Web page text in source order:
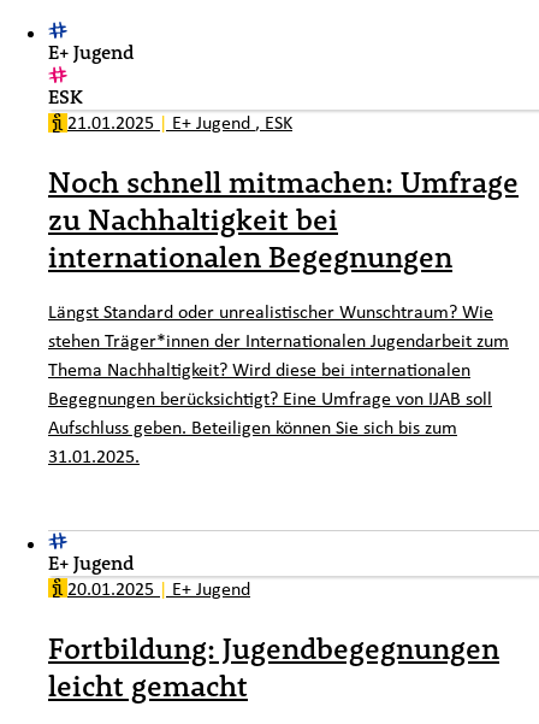
E+ Jugend
ESK
21.01.2025 | E+ Jugend , ESK
Noch schnell mitmachen: Umfrage
zu Nachhaltigkeit bei
internationalen Begegnungen
Längst Standard oder unrealistischer Wunschtraum? Wie
stehen Träger*innen der Internationalen Jugendarbeit zum
Thema Nachhaltigkeit? Wird diese bei internationalen
Begegnungen berücksichtigt? Eine Umfrage von IJAB soll
Aufschluss geben. Beteiligen können Sie sich bis zum
31.01.2025.
E+ Jugend
20.01.2025 | E+ Jugend
Fortbildung: Jugendbegegnungen
leicht gemacht